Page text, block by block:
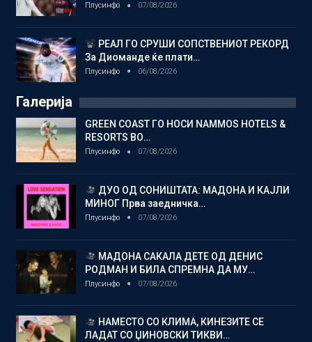
Плусинфо 07/08/2026
РЕАЛ ГО СРУШИ СОПСТВЕНИОТ РЕКОРД
За Диоманде ќе плати…
Плусинфо 06/08/2026
Галерија
GREEN COAST ГО НОСИ NAMMOS HOTELS &
RESORTS ВО…
Плусинфо 07/08/2026
ДУО ОД СОНИШТАТА: МАДОНА И КАЈЛИ
МИНОГ Прва заедничка…
Плусинфо 07/08/2026
МАДОНА САКАЛА ДЕТЕ ОД ДЕНИС
РОДМАН И БИЛА СПРЕМНА ДА МУ…
Плусинфо 07/08/2026
НАМЕСТО СО КЛИМА, КИНЕЗИТЕ СЕ
ЛАДАТ СО ЏИНОВСКИ ТИКВИ…